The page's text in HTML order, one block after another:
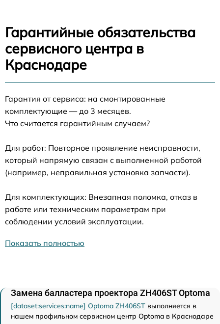
Гарантийные обязательства
сервисного центра в
Краснодаре
Гарантия от сервиса: на смонтированные
комплектующие — до 3 месяцев.
Что считается гарантийным случаем?
Для работ: Повторное проявление неисправности,
который напрямую связан с выполненной работой
(например, неправильная установка запчасти).
Для комплектующих: Внезапная поломка, отказ в
работе или техническим параметрам при
соблюдении условий эксплуатации.
Показать полностью
Замена балластера проектора ZH406ST Optoma
[dataset:services:name] Optoma ZH406ST выполняется в
нашем профильном сервисном центр Optoma в Краснодаре